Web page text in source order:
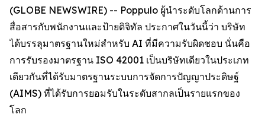
(GLOBE NEWSWIRE) -- Poppulo ผู้นำระดับโลกด้านการ
สื่อสารกับพนักงานและป้ายดิจิทัล ประกาศในวันนี้ว่า บริษัท
ได้บรรลุมาตรฐานใหม่สำหรับ AI ที่มีความรับผิดชอบ นั่นคือ
การรับรองมาตรฐาน ISO 42001 เป็นบริษัทเดียวในประเภท
เดียวกันที่ได้รับมาตรฐานระบบการจัดการปัญญาประดิษฐ์
(AIMS) ที่ได้รับการยอมรับในระดับสากลเป็นรายแรกของ
โลก